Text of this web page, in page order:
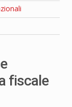
fiscale